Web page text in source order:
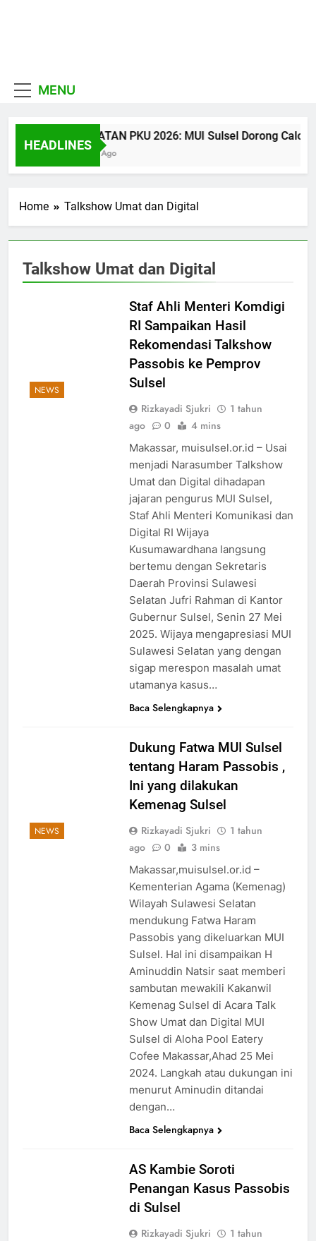
MENU
HEADLINES
CATATAN PKU 2026: MUI Sulsel Dorong
2 Jam Ago
Home Talkshow Umat dan Digital
Talkshow Umat dan Digital
NEWS
Staf Ahli Menteri Komdigi
RI Sampaikan Hasil
Rekomendasi Talkshow
Passobis ke Pemprov
Sulsel
Rizkayadi Sjukri
1 tahun
ago
0 4 mins
Makassar, muisulsel.or.id – Usai
menjadi Narasumber Talkshow
Umat dan Digital dihadapan
jajaran pengurus MUI Sulsel,
Staf Ahli Menteri Komunikasi dan
Digital RI Wijaya
Kusumawardhana langsung
bertemu dengan Sekretaris
Daerah Provinsi Sulawesi
Selatan Jufri Rahman di Kantor
Gubernur Sulsel, Senin 27 Mei
2025. Wijaya mengapresiasi MUI
Sulawesi Selatan yang dengan
sigap merespon masalah umat
utamanya kasus…
Baca Selengkapnya
NEWS
Dukung Fatwa MUI Sulsel
tentang Haram Passobis ,
Ini yang dilakukan
Kemenag Sulsel
Rizkayadi Sjukri
1 tahun
ago
0 3 mins
Makassar,muisulsel.or.id –
Kementerian Agama (Kemenag)
Wilayah Sulawesi Selatan
mendukung Fatwa Haram
Passobis yang dikeluarkan MUI
Sulsel. Hal ini disampaikan H
Aminuddin Natsir saat memberi
sambutan mewakili Kakanwil
Kemenag Sulsel di Acara Talk
Show Umat dan Digital MUI
Sulsel di Aloha Pool Eatery
Cofee Makassar,Ahad 25 Mei
2024. Langkah atau dukungan ini
menurut Aminudin ditandai
dengan…
Baca Selengkapnya
AS Kambie Soroti
Penangan Kasus Passobis
di Sulsel
Rizkayadi Sjukri
1 tahun